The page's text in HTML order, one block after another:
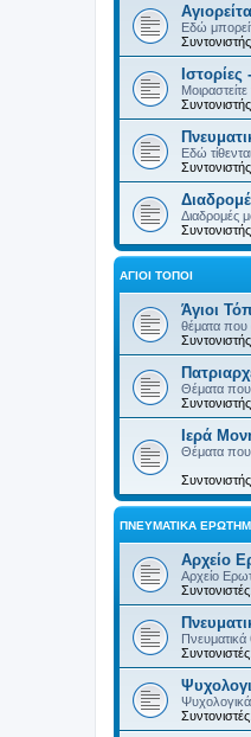
Εδώ
Εδώ
Διαδρομές
ΆΓΙΟΙ ΤΌΠΟΙ
Άγιοι
θέματα που
Θέματα που
Ιερά
Θέματα που
ΠΝΕΥΜΑΤΙΚΆ
Αρχείο
Αρχείο
Συντονιστές:
Πνευματικά
Συντονιστές:
Συντονιστές: